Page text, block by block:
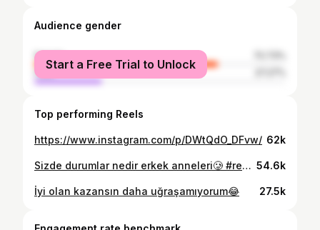
Audience gender
female
male
Start a Free Trial to Unlock
Top performing Reels
https://www.instagram.com/p/DWtQdO_DFvw/ 62k
Sizde durumlar nedir erkek anneleri🥲 #reklamdegil 54.6k
İyi olan kazansın daha uğraşamıyorum😂 27.5k